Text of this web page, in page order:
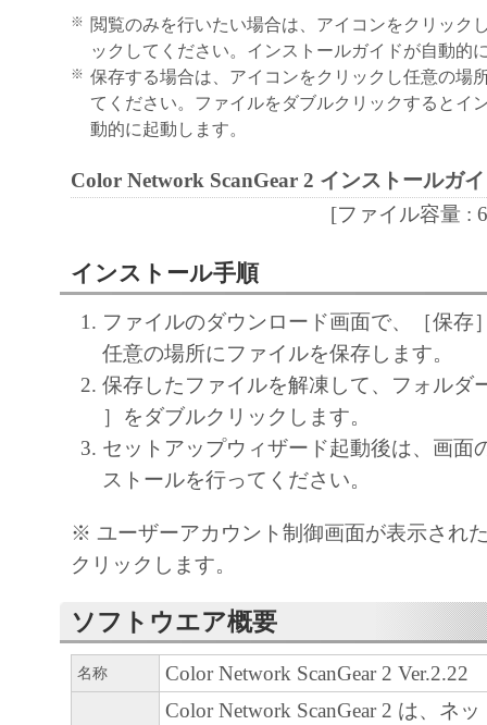
キヤノン、キヤノンの子会社、関係会社、
理店および販売店、並びにキヤノンのライ
客様による「本ソフトウェア」の使用を支
よび「本ソフトウェア」に対してアップデ
正あるいはサポートを行うことについて、
負うものではありません。
諾されます。キヤノン、キヤノンのライセ
ンの子会社、キヤノンの関連会社、それら
たは販売店のいずれも、「本ソフトウェア
品性および特定の目的への適合性の保証を
保証も、明示たると黙示たるとを問わず一
します。
(2) キヤノン、キヤノンのライセンサー、
社、キヤノンの関連会社、それらの販売代
店のいずれも、「本ソフトウェア」の使用
から生ずるいかなる損害（逸失利益および
損害を言います。）について、適用法で認
一切の責任を負わないものとします。たと
キヤノンのライセンサー、キヤノンの子会
関連会社、それらの販売代理店または販売
※ 閲覧のみを行いたい場合は、アイコンをクリック
ックしてください。インストールガイドが自動的
※ 保存する場合は、アイコンをクリックし任意の場
てください。ファイルをダブルクリックするとイ
動的に起動します。
Color Network ScanGear 2 インストールガ
[ファイル容量 :
インストール手順
ファイルのダウンロード画面で、［保存
任意の場所にファイルを保存します。
保存したファイルを解凍して、フォルダ
］をダブルクリックします。
セットアップウィザード起動後は、画面
ストールを行ってください。
※ ユーザーアカウント制御画面が表示され
クリックします。
ソフトウエア概要
名称
Color Network ScanGear 2 Ver.2.22
Color Network ScanGear 2 は、ネ